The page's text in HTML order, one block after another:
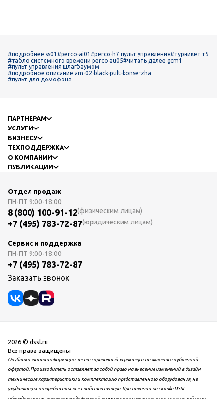
#подробнее ss01 #perco-ai01 #perco-h7 пульт управления#турникет т5
#табло системного времени perco au05#читать далее gcm1
#пульт управления шлагбаумом
#подробное описание am-02-black-pult-konserzha
#пульт для домофона
ПАРТНЕРАМ
УСЛУГИ
БИЗНЕСУ
ТЕХПОДДЕРЖКА
О КОМПАНИИ
ПУБЛИКАЦИИ
Отдел продаж
ПН-ПТ 9:00-18:00
8 (800) 100-91-12(физическим лицам)
+7 (495) 783-72-87(юридическим лицам)
Сервис и поддержка
ПН-ПТ 9:00-18:00
+7 (495) 783-72-87
Заказать звонок
2026 © dssl.ru
Все права защищены
Опубликованная информация несет справочный характер и не является публичной
офертой. Производитель оставляет за собой право на внесение изменений в дизайн,
технические характеристики и комплектацию представленного оборудования, не
ухудшающих потребительские свойства товара. При наличии на складе DSSL